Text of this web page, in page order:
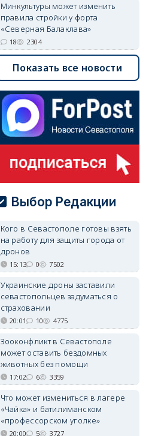
Минкультуры может изменить
правила стройки у форта
«Северная Балаклава»
18 2304
Показать все новости
Выбор Редакции
Кого в Севастополе готовы взять
на работу для защиты города от
дронов
15:13 0 7502
Украинские дроны заставили
севастопольцев задуматься о
страховании
20:01 10 4775
Зооконфликт в Севастополе
может оставить бездомных
животных без помощи
17:02 6 3359
Что может измениться в лагере
«Чайка» и батилиманском
«профессорском уголке»
20:00 5 3727